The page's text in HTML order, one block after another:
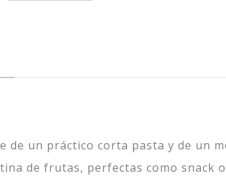
de un práctico corta pasta y de un
de frutas, perfectas como snack